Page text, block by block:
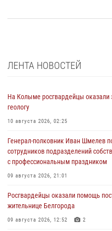
ЛЕНТА НОВОСТЕЙ
На Колыме росгвардейцы
геологу
10 августа 2026, 02:25
Генерал-полковник Иван Шмелев
сотрудников подразделений
с профессиональным праздником
09 августа 2026, 21:01
Росгвардейцы оказали помощь
жительнице Белгорода
09 августа 2026, 12:52 2